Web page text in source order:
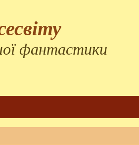
фантастики